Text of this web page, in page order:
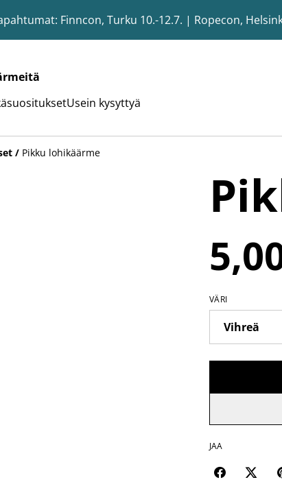
Finncon, Turku 10.-12.7. | Ropecon,
Usein kysyttyä
/ Pikku lohikäärme
VÄRI
JAA